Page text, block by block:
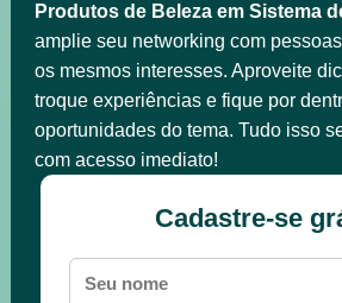
Produtos de Beleza em Sistema
amplie seu networking com
os mesmos interesses. Aproveite
troque experiências e fique por
oportunidades do tema. Tudo isso
com acesso imediato!
Cadastre-se